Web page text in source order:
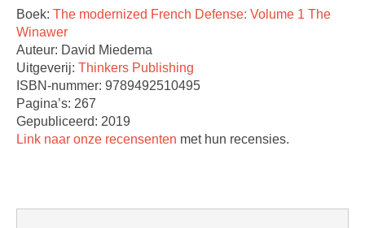
Boek: The modernized French Defense: Volume 1 The
Winawer
Auteur: David Miedema
Uitgeverij: Thinkers Publishing
ISBN-nummer: 9789492510495
Pagina’s: 267
Gepubliceerd: 2019
Link naar onze recensenten met hun recensies.